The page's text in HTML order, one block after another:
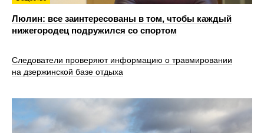
Люлин: все заинтересованы в том, чтобы каждый
нижегородец подружился со спортом
Следователи проверяют информацию о травмировании
на дзержинской базе отдыха